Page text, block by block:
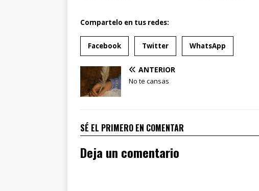
Compartelo en tus redes:
Facebook Twitter WhatsApp
ANTERIOR
No te cansas
SÉ EL PRIMERO EN COMENTAR
Deja un comentario